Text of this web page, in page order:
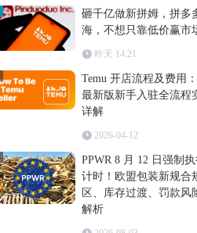
砸千亿做新拼姆，拼多
海，不想只靠低价赢市
昨天 14:21
Temu 开店流程及费用
最新版新手入驻全流程
详解
2026-04-12
PPWR 8 月 12 日强制执
计时！欧盟包装新规合
区、库存过渡、罚款风
解析